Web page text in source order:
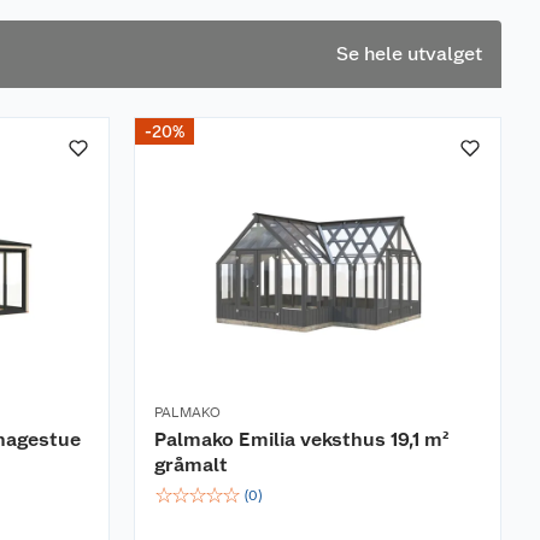
Se hele utvalget
-20%
PALMAKO
Palmako Emilia veksthus 19,1 m²
gråmalt
☆☆☆☆☆ (0)